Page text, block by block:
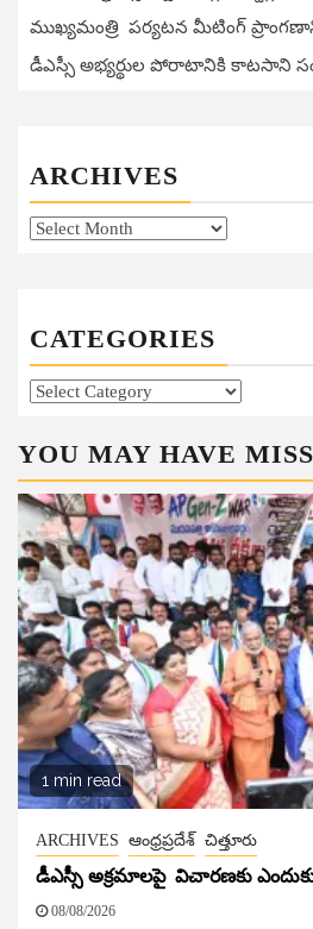
ముఖ్యమంత్రి పర్యటన మీటింగ్
డీఎస్సీ అభ్యర్థుల పోరాటానికి కాటసాని
ARCHIVES
Archives
CATEGORIES
Categories
YOU MAY HAVE
1 min read
ARCHIVES ఆంధ్రప్రదేశ్ చిత్తూరు
డీఎస్సీ అక్రమాలపై విచారణకు
08/08/2026